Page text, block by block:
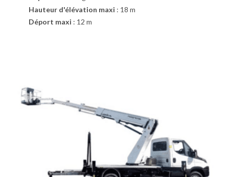
Hauteur d'élévation maxi : 18 m
Déport maxi : 12 m